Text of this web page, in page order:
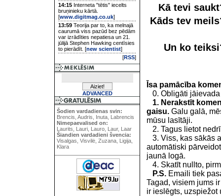
14:15 Interneta "tētis" iecelts
bruņinieku kārtā.
[www.digitmag.co.uk]
13:59 Teorija par to, ka melnajā
caurumā viss pazūd bez pēdām
var izrādīties nepatiesa un 21.
jūlijā Stephen Hawking centīsies
to pierādīt. [new scientist]
[RSS]
ADVANCED
Šodien vardadienas svin:
Brencis, Audris, Inuta, Labrencis
Nimepaevalised on:
Laurits, Lauri, Lauro, Laur, Laar
Šiandien vardadieni švencia:
Visalgas, Visvilė, Zuzana, Ligija,
Klara
Kā tevi
Kāds tev
Un ko
Īsa pamācība
0. Obligāti jāievada
1. Nerakstīt
gaisu. Galu galā,
mūsu lasītāji.
2. Tagus lietot
3. Viss, kas sākās
automātiski
jaunā logā.
4. Skatīt nullto,
P.S. Emaili tiek
Tagad, visiem jums
ir ieslēgts, uzspiežot